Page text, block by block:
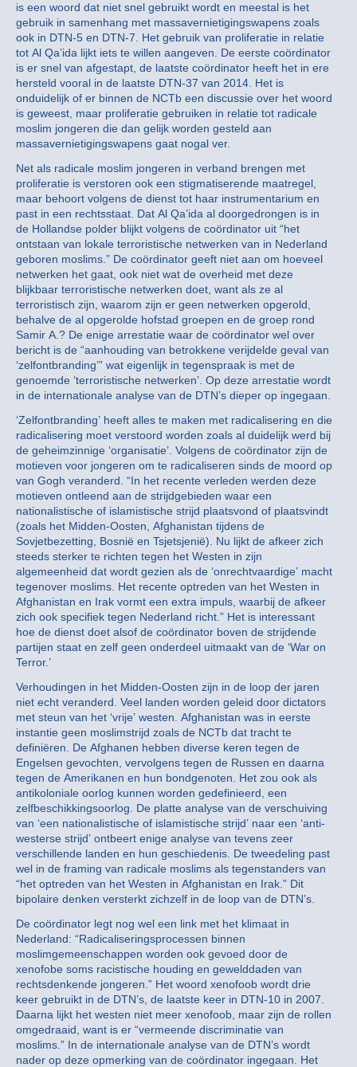
is een woord dat niet snel gebruikt wordt en meestal is het
gebruik in samenhang met massavernietigingswapens zoals
ook in DTN-5 en DTN-7. Het gebruik van proliferatie in relatie
tot Al Qa’ida lijkt iets te willen aangeven. De eerste coördinator
is er snel van afgestapt, de laatste coördinator heeft het in ere
hersteld vooral in de laatste DTN-37 van 2014. Het is
onduidelijk of er binnen de NCTb een discussie over het woord
is geweest, maar proliferatie gebruiken in relatie tot radicale
moslim jongeren die dan gelijk worden gesteld aan
massavernietigingswapens gaat nogal ver.
Net als radicale moslim jongeren in verband brengen met
proliferatie is verstoren ook een stigmatiserende maatregel,
maar behoort volgens de dienst tot haar instrumentarium en
past in een rechtsstaat. Dat Al Qa’ida al doorgedrongen is in
de Hollandse polder blijkt volgens de coördinator uit “het
ontstaan van lokale terroristische netwerken van in Nederland
geboren moslims.” De coördinator geeft niet aan om hoeveel
netwerken het gaat, ook niet wat de overheid met deze
blijkbaar terroristische netwerken doet, want als ze al
terroristisch zijn, waarom zijn er geen netwerken opgerold,
behalve de al opgerolde hofstad groepen en de groep rond
Samir A.? De enige arrestatie waar de coördinator wel over
bericht is de “aanhouding van betrokkene verijdelde geval van
‘zelfontbranding’” wat eigenlijk in tegenspraak is met de
genoemde ‘terroristische netwerken’. Op deze arrestatie wordt
in de internationale analyse van de DTN’s dieper op ingegaan.
‘Zelfontbranding’ heeft alles te maken met radicalisering en die
radicalisering moet verstoord worden zoals al duidelijk werd bij
de geheimzinnige ‘organisatie’. Volgens de coördinator zijn de
motieven voor jongeren om te radicaliseren sinds de moord op
van Gogh veranderd. “In het recente verleden werden deze
motieven ontleend aan de strijdgebieden waar een
nationalistische of islamistische strijd plaatsvond of plaatsvindt
(zoals het Midden-Oosten, Afghanistan tijdens de
Sovjetbezetting, Bosnië en Tsjetsjenië). Nu lijkt de afkeer zich
steeds sterker te richten tegen het Westen in zijn
algemeenheid dat wordt gezien als de ‘onrechtvaardige’ macht
tegenover moslims. Het recente optreden van het Westen in
Afghanistan en Irak vormt een extra impuls, waarbij de afkeer
zich ook specifiek tegen Nederland richt.” Het is interessant
hoe de dienst doet alsof de coördinator boven de strijdende
partijen staat en zelf geen onderdeel uitmaakt van de ‘War on
Terror.’
Verhoudingen in het Midden-Oosten zijn in de loop der jaren
niet echt veranderd. Veel landen worden geleid door dictators
met steun van het ‘vrije’ westen. Afghanistan was in eerste
instantie geen moslimstrijd zoals de NCTb dat tracht te
definiëren. De Afghanen hebben diverse keren tegen de
Engelsen gevochten, vervolgens tegen de Russen en daarna
tegen de Amerikanen en hun bondgenoten. Het zou ook als
antikoloniale oorlog kunnen worden gedefinieerd, een
zelfbeschikkingsoorlog. De platte analyse van de verschuiving
van ‘een nationalistische of islamistische strijd’ naar een ‘anti-
westerse strijd’ ontbeert enige analyse van tevens zeer
verschillende landen en hun geschiedenis. De tweedeling past
wel in de framing van radicale moslims als tegenstanders van
“het optreden van het Westen in Afghanistan en Irak.” Dit
bipolaire denken versterkt zichzelf in de loop van de DTN’s.
De coördinator legt nog wel een link met het klimaat in
Nederland: “Radicaliseringsprocessen binnen
moslimgemeenschappen worden ook gevoed door de
xenofobe soms racistische houding en gewelddaden van
rechtsdenkende jongeren.” Het woord xenofoob wordt drie
keer gebruikt in de DTN’s, de laatste keer in DTN-10 in 2007.
Daarna lijkt het westen niet meer xenofoob, maar zijn de rollen
omgedraaid, want is er “vermeende discriminatie van
moslims.” In de internationale analyse van de DTN’s wordt
nader op deze opmerking van de coördinator ingegaan. Het